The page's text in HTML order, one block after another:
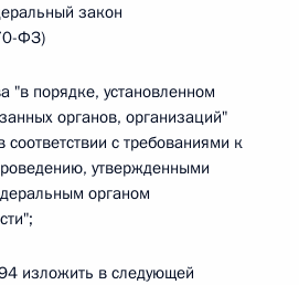
закон
ФЗ)
"в порядке, установленном
органов, организаций"
с требованиями к
утвержденными
органом
изложить в следующей